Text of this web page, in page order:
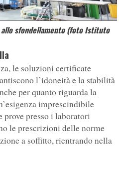
sfondellamento (foto Istituto
le soluzioni certificate
l’idoneità e la stabilità
per quanto riguarda la
imprescindibile
prove presso i laboratori
le prescrizioni delle norme
a soffitto, rientrando nella